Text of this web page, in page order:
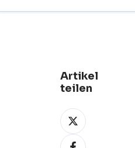
Artikel
teilen
Weiterleiten
X
Weiterleiten